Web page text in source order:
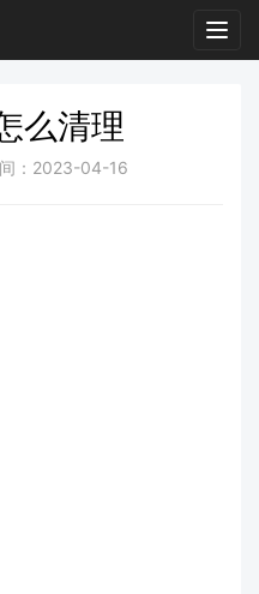
么清理
：2023-04-16